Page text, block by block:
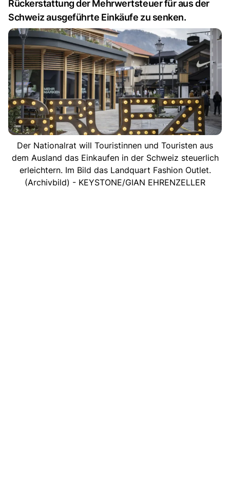
Rückerstattung der Mehrwertsteuer für aus der
Schweiz ausgeführte Einkäufe zu senken.
Der Nationalrat will Touristinnen und Touristen aus
dem Ausland das Einkaufen in der Schweiz steuerlich
erleichtern. Im Bild das Landquart Fashion Outlet.
(Archivbild) - KEYSTONE/GIAN EHRENZELLER